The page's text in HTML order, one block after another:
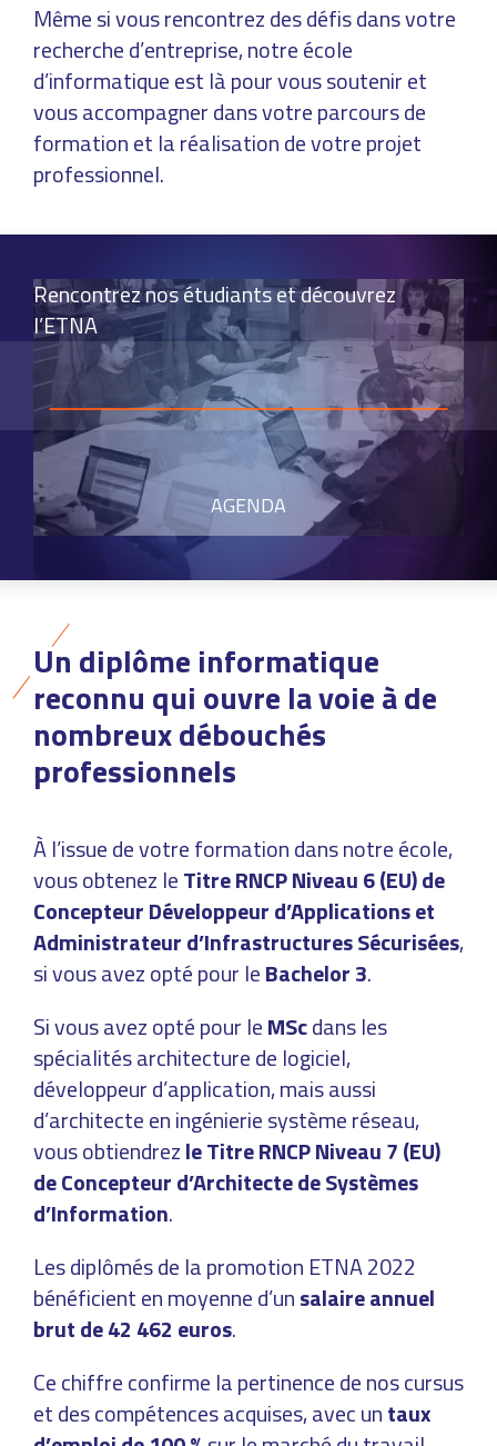
Même si vous rencontrez des défis dans votre
recherche d’entreprise, notre école
d’informatique est là pour vous soutenir et
vous accompagner dans votre parcours de
formation et la réalisation de votre projet
professionnel.
Rencontrez nos étudiants et découvrez
l’ETNA
AGENDA
Un diplôme informatique
reconnu qui ouvre la voie à de
nombreux débouchés
professionnels
À l’issue de votre formation dans notre école,
vous obtenez leTitre RNCP Niveau 6 (EU) de
Concepteur Développeur d’Applications et
Administrateur d’Infrastructures Sécurisées,
si vous avez opté pour leBachelor 3.
Si vous avez opté pour leMScdans les
spécialités architecture de logiciel,
développeur d’application, mais aussi
d’architecte en ingénierie système réseau,
vous obtiendrezle Titre RNCP Niveau 7 (EU)
de Concepteur d’Architecte de Systèmes
d’Information.
Les diplômés de la promotion ETNA 2022
bénéficient en moyenne d’unsalaire annuel
brut de 42 462 euros.
Ce chiffre confirme la pertinence de nos cursus
et des compétences acquises, avec untaux